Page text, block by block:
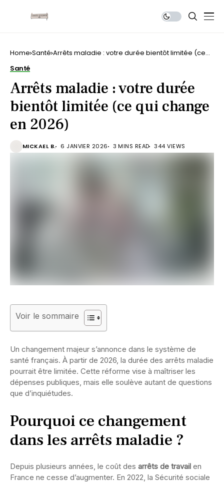
Home Santé Arrêts maladie : votre durée bientôt limitée (ce
Santé
Arrêts maladie : votre durée
bientôt limitée (ce qui change
en 2026)
MICKAEL B. 6 JANVIER 2026 3 MINS READ 344 VIEWS
Voir le sommaire
Un changement majeur s’annonce dans le système de
santé français. À partir de 2026, la durée des arrêts maladie
pourrait être limitée. Cette réforme vise à maîtriser les
dépenses publiques, mais elle soulève autant de questions
que d’inquiétudes.
Pourquoi ce changement
dans les arrêts maladie ?
Depuis plusieurs années, le coût des arrêts de travail en
France ne cesse d’augmenter. En 2022, la Sécurité sociale